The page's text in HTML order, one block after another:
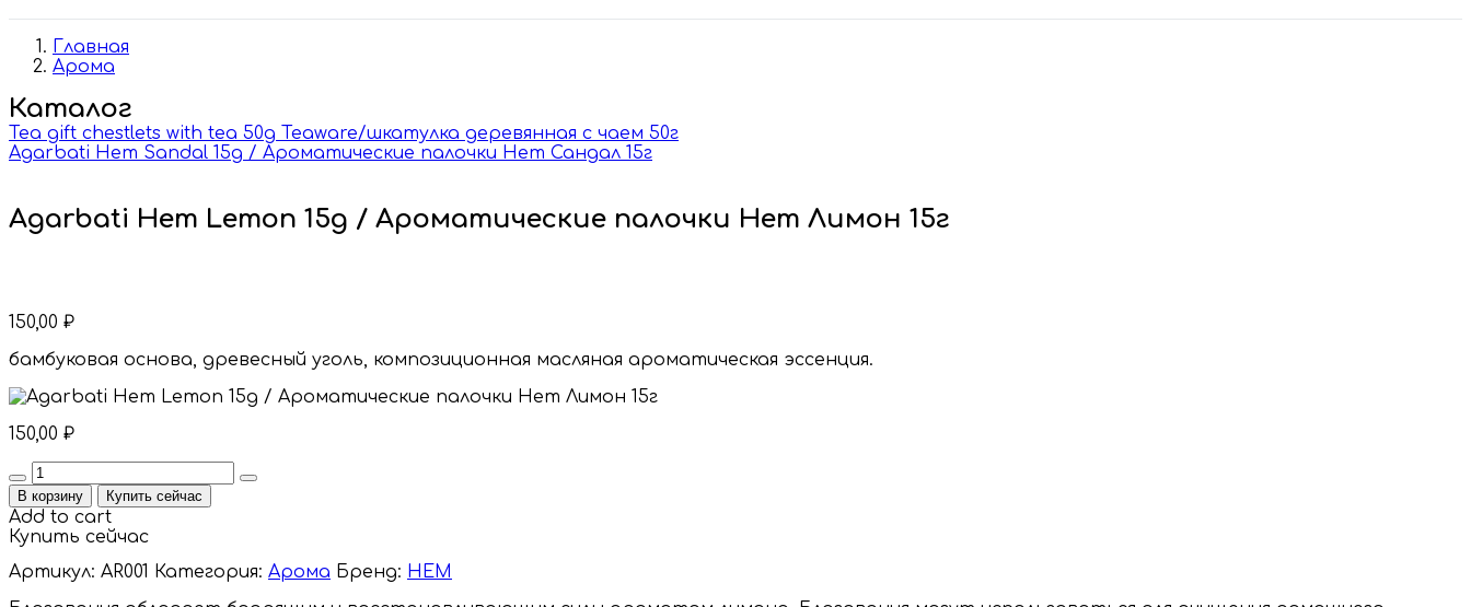
Главная
Арома
Каталог
Tea gift chestlets with tea 50g Teaware/шкатулка деревянная с чаем 50г
Agarbati Hem Sandal 15g / Ароматические палочки Hem Сандал 15г
Agarbati Hem Lemon 15g / Ароматические палочки Hem Лимон 15г
150,00 ₽
бамбуковая основа, древесный уголь, композиционная масляная ароматическая эссенция.
150,00 ₽
Quantity
В корзину Купить сейчас
Add to cart
Купить сейчас
Артикул: AR001 Категория: Арома Бренд: HEM